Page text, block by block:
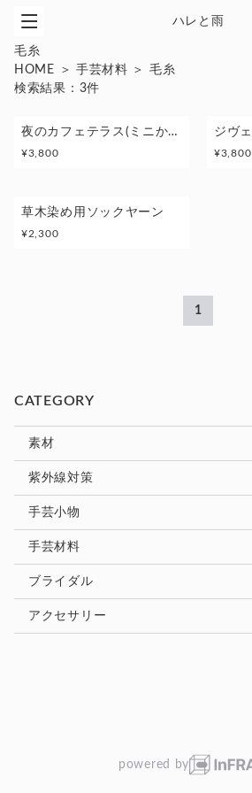
ハレと雨
毛糸
HOME ＞ 手芸材料 ＞ 毛糸
検索結果： 3件
夜のカフェテラス(ミニかせセット) あみどきyarn -socks-
¥3,800 ¥3,800
草木染め用ソックヤーン
¥2,300
1
CATEGORY
素材
シルク
麻(リネン)
ウール
紫外線対策
手芸小物
編み物
手芸材料
毛糸
ボタン
ブライダル
アクセサリー
powered by